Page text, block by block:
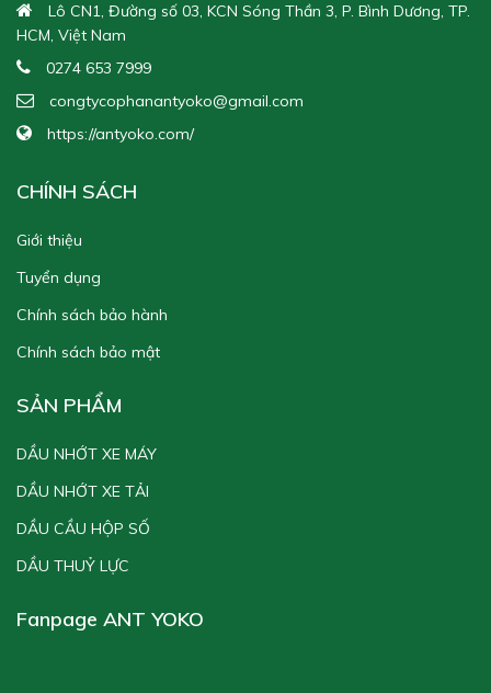
Lô CN1, Đường số 03, KCN Sóng Thần 3, P. Bình Dương, TP.
HCM, Việt Nam
0274 653 7999
congtycophanantyoko@gmail.com
https://antyoko.com/
CHÍNH SÁCH
Giới thiệu
Tuyển dụng
Chính sách bảo hành
Chính sách bảo mật
SẢN PHẨM
DẦU NHỚT XE MÁY
DẦU NHỚT XE TẢI
DẦU CẦU HỘP SỐ
DẦU THUỶ LỰC
Fanpage ANT YOKO